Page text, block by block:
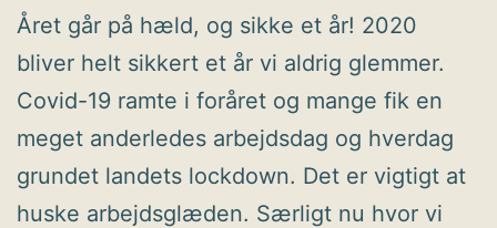
Året går på hæld, og sikke et år! 2020
bliver helt sikkert et år vi aldrig glemmer.
Covid-19 ramte i foråret og mange fik en
meget anderledes arbejdsdag og hverdag
grundet landets lockdown. Det er vigtigt at
huske arbejdsglæden. Særligt nu hvor vi